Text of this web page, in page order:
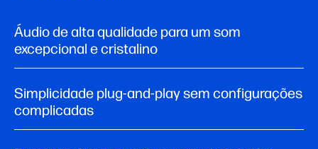
Áudio de alta qualidade para um som
excepcional e cristalino
Simplicidade plug-and-play sem configurações
complicadas